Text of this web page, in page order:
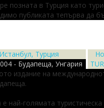
позната в Турция като
публиката тепърва да
Турция
- Будапеща, Унгария
издание на
е най-голямата